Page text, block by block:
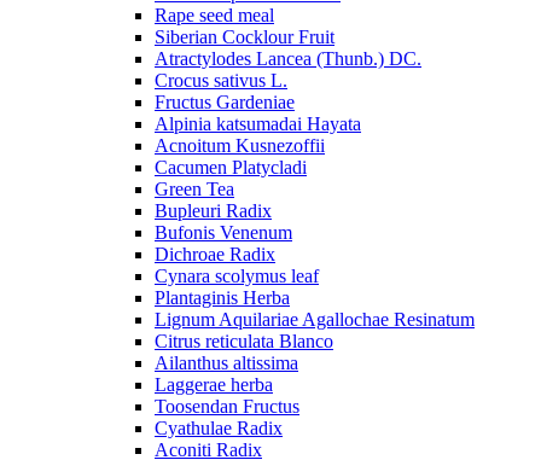
Rape seed meal
Siberian Cocklour Fruit
Atractylodes Lancea (Thunb.) DC.
Crocus sativus L.
Fructus Gardeniae
Alpinia katsumadai Hayata
Acnoitum Kusnezoffii
Cacumen Platycladi
Green Tea
Bupleuri Radix
Bufonis Venenum
Dichroae Radix
Cynara scolymus leaf
Plantaginis Herba
Lignum Aquilariae Agallochae Resinatum
Citrus reticulata Blanco
Ailanthus altissima
Laggerae herba
Toosendan Fructus
Cyathulae Radix
Aconiti Radix